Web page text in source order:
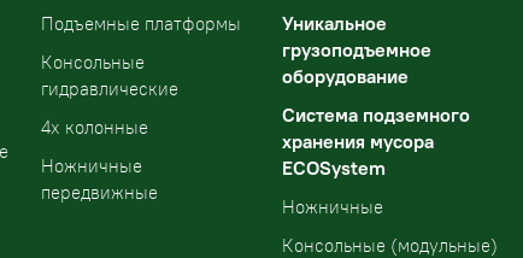
Подъемные платформы
Консольные
гидравлические
4х колонные
Ножничные
передвижные
Уникальное
грузоподъемное
оборудование
Система подземного
хранения мусора
ECOSystem
Ножничные
Консольные (модульные)